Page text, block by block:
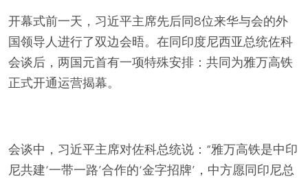
开幕式前一天，习近平主席先后同8位来华与会的外
国领导人进行了双边会晤。在同印度尼西亚总统佐科
会谈后，两国元首有一项特殊安排：共同为雅万高铁
正式开通运营揭幕。
会谈中，习近平主席对佐科总统说：“雅万高铁是中印
尼共建‘一带一路’合作的‘金字招牌’，中方愿同印尼总